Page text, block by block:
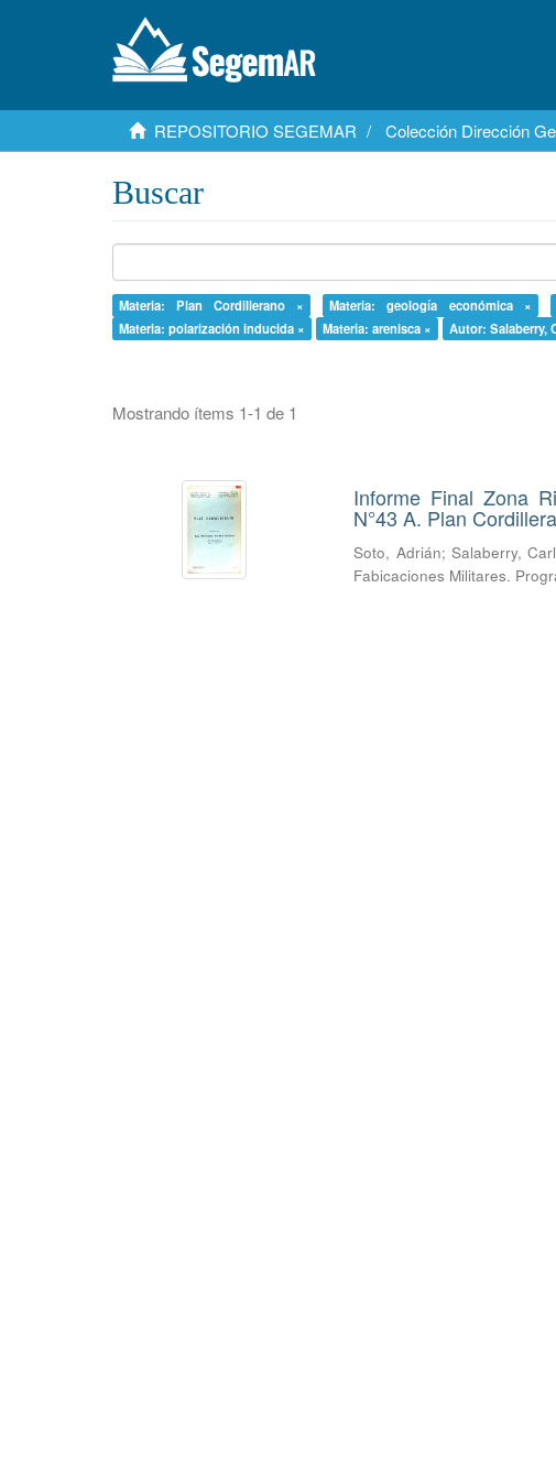
REPOSITORIO SEGEMAR Colección Dirección
Buscar
Materia: Plan Cordillerano × Materia: geología económica ×
Materia: polarización inducida ×
Materia: arenisca × Autor: Salaberry,
Mostrando ítems 1-1 de 1
Informe Final Zona
N°43 A. Plan
Soto, Adrián; Salaberry,
Fabicaciones Militares.